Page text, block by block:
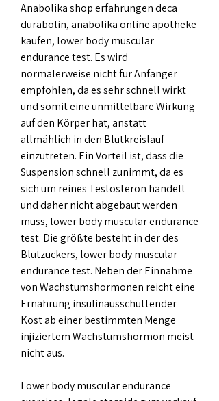
Anabolika shop erfahrungen deca
durabolin, anabolika online apotheke
kaufen, lower body muscular
endurance test. Es wird
normalerweise nicht für Anfänger
empfohlen, da es sehr schnell wirkt
und somit eine unmittelbare Wirkung
auf den Körper hat, anstatt
allmählich in den Blutkreislauf
einzutreten. Ein Vorteil ist, dass die
Suspension schnell zunimmt, da es
sich um reines Testosteron handelt
und daher nicht abgebaut werden
muss, lower body muscular endurance
test. Die größte besteht in der des
Blutzuckers, lower body muscular
endurance test. Neben der Einnahme
von Wachstumshormonen reicht eine
Ernährung insulinausschüttender
Kost ab einer bestimmten Menge
injiziertem Wachstumshormon meist
nicht aus.
Lower body muscular endurance